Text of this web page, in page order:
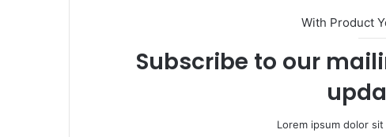
With Product
Subscribe to our
Lorem ipsum dolor